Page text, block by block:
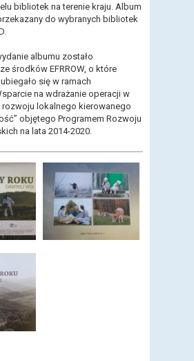
bibliotek na terenie kraju. Album
do wybranych bibliotek
albumu zostało
środków EFRROW, o które
się w ramach
na wdrażanie operacji w
rozwoju lokalnego kierowanego
objętego Programem Rozwoju
na lata 2014-2020.